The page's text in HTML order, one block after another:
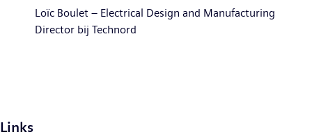
Loïc Boulet – Electrical Design and Manufacturing
Director bij Technord
Links